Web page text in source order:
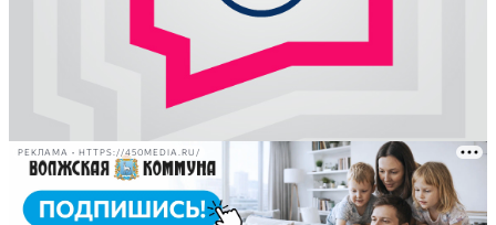
РЕКЛАМА • HTTPS://450MEDIA.RU/